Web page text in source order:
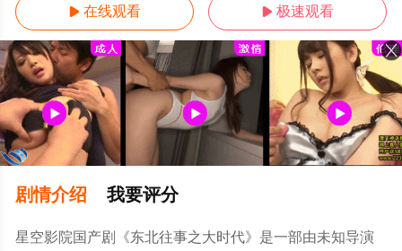
 在线观看  极速观看
剧情介绍 我要评分
星空影院国产剧《东北往事之大时代》是一部由未知导演